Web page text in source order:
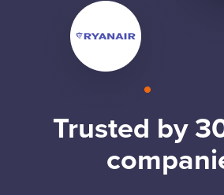
Trusted by